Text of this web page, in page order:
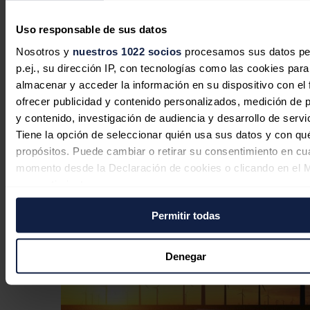
Uso responsable de sus datos
Nosotros y nuestros 1022 socios procesamos sus datos
p.ej., su dirección IP, con tecnologías como las cookies para
almacenar y acceder la información en su dispositivo con el
ofrecer publicidad y contenido personalizados, medición de
y contenido, investigación de audiencia y desarrollo de
Tiene la opción de seleccionar quién usa sus datos y con
propósitos. Puede cambiar o retirar su consentimiento en
momento desde la Declaración de cookies o clicando en el
Si lo permite, también quisiéramos:
Recopilar información sobre su ubicación geográfica
puede tener una precisión de varios metros
Identificar su dispositivo analizándolo activamente
características específicas (huellas digitales)
Obtenga más información sobre cómo se procesan sus
Permitir todas
Denegar
El dividendo de Endesa
En concreto, el consejo de administración de la eléctrica acordó el
pasado mes de noviembre la distribución de un dividendo a cuenta
de los resultados de ese ejercicio de 0,5 euros brutos por acción, que
se pagó el pasado mes de enero.
Asimismo, acordó un dividendo complementario de 0,8177 euros
brutos por acción con cargo también a los resultados de 2024, que
será satisfecho el próximo 1 de julio.